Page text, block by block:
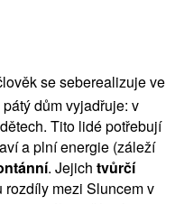
se seberealizuje ve
pátý dům vyjadřuje: v
Tito lidé potřebují
a plní energie (záleží
. Jejich tvůrčí
mezi Sluncem v